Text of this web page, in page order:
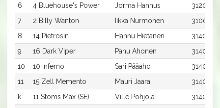
6
4 Bluehouse's Power Jorma Hannus
3120:1
7
2 Billy Wanton Iikka Nurmonen
3100:2
8
14 Pietrosin Hannu Hietanen
3140:6
9
16 Dark Viper Panu Ahonen
3140:8
10
10 Inferno Sari Pääaho
3140:2
11
15 Zell Memento Mauri Jaara
3140:7
k
11 Stoms Max (SE) Ville Pohjola
3140:3